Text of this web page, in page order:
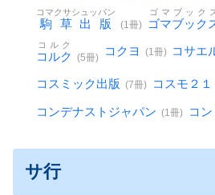
駒草出版
コマクサシュッパン
(1冊) ゴマブック
ゴマブック
コルク
コルク
(5冊) コクヨ (1冊) コサエ
コスミック出版 (7冊) コスモ２１
コンデナストジャパン (1冊) コ
サ行